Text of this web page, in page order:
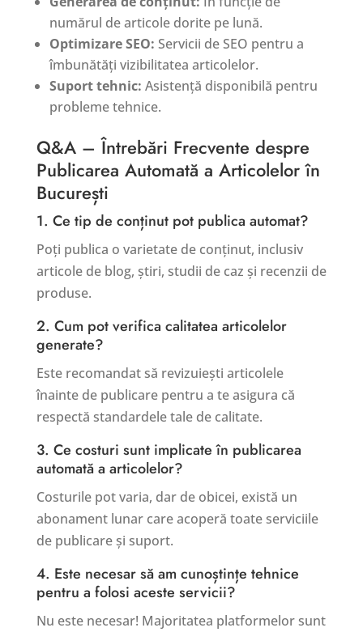
numărul de articole dorite pe lună.
Optimizare SEO: Servicii de SEO pentru a
îmbunătăți vizibilitatea articolelor.
Suport tehnic: Asistență disponibilă pentru
probleme tehnice.
Q&A – Întrebări Frecvente despre
Publicarea Automată a Articolelor în
București
1. Ce tip de conținut pot publica automat?
Poți publica o varietate de conținut, inclusiv
articole de blog, știri, studii de caz și recenzii de
produse.
2. Cum pot verifica calitatea articolelor
generate?
Este recomandat să revizuiești articolele
înainte de publicare pentru a te asigura că
respectă standardele tale de calitate.
3. Ce costuri sunt implicate în publicarea
automată a articolelor?
Costurile pot varia, dar de obicei, există un
abonament lunar care acoperă toate serviciile
de publicare și suport.
4. Este necesar să am cunoștințe tehnice
pentru a folosi aceste servicii?
Nu este necesar! Majoritatea platformelor sunt